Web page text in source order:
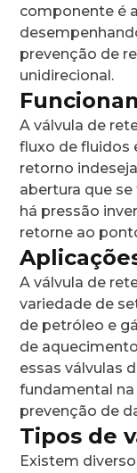
componente é
prevenção de
unidirecional.
A válvula de
fluxo de fluidos
retorno
abertura que
há pressão
retorne ao
A válvula de
variedade de
de petróleo e
de
essas válvulas
fundamental
prevenção de
Tipos de
Existem